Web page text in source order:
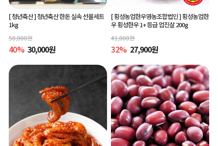
[ 청년축산 ]청년축산 한돈 실속 선물세트
1kg
50,000원
40% 30,000원
[ 횡성농업한우영농조합법인 ]횡성농업한
우 횡성한우 1+ 등급 업진살 200g
41,000원
32% 27,900원